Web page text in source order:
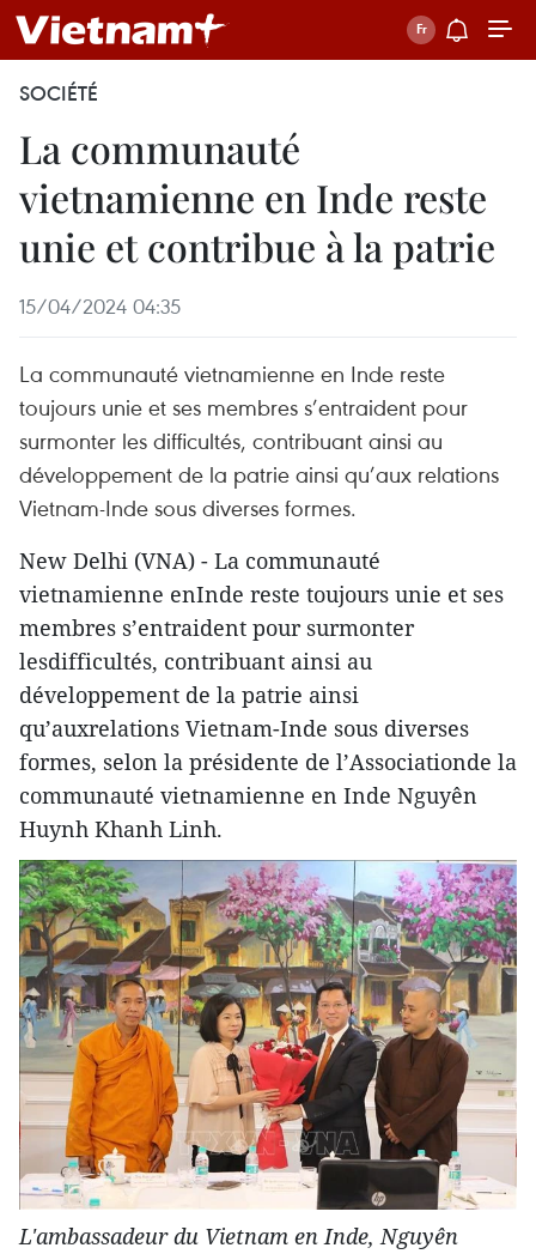
SOCIÉTÉ
La communauté
vietnamienne en Inde reste
unie et contribue à la patrie
15/04/2024 04:35
La communauté vietnamienne en Inde reste
toujours unie et ses membres s’entraident pour
surmonter les difficultés, contribuant ainsi au
développement de la patrie ainsi qu’aux relations
Vietnam-Inde sous diverses formes.
New Delhi (VNA) - La communauté
vietnamienne enInde reste toujours unie et ses
membres s’entraident pour surmonter
lesdifficultés, contribuant ainsi au
développement de la patrie ainsi
qu’auxrelations Vietnam-Inde sous diverses
formes, selon la présidente de l’Associationde la
communauté vietnamienne en Inde Nguyên
Huynh Khanh Linh.
L'ambassadeur du Vietnam en Inde, Nguyên